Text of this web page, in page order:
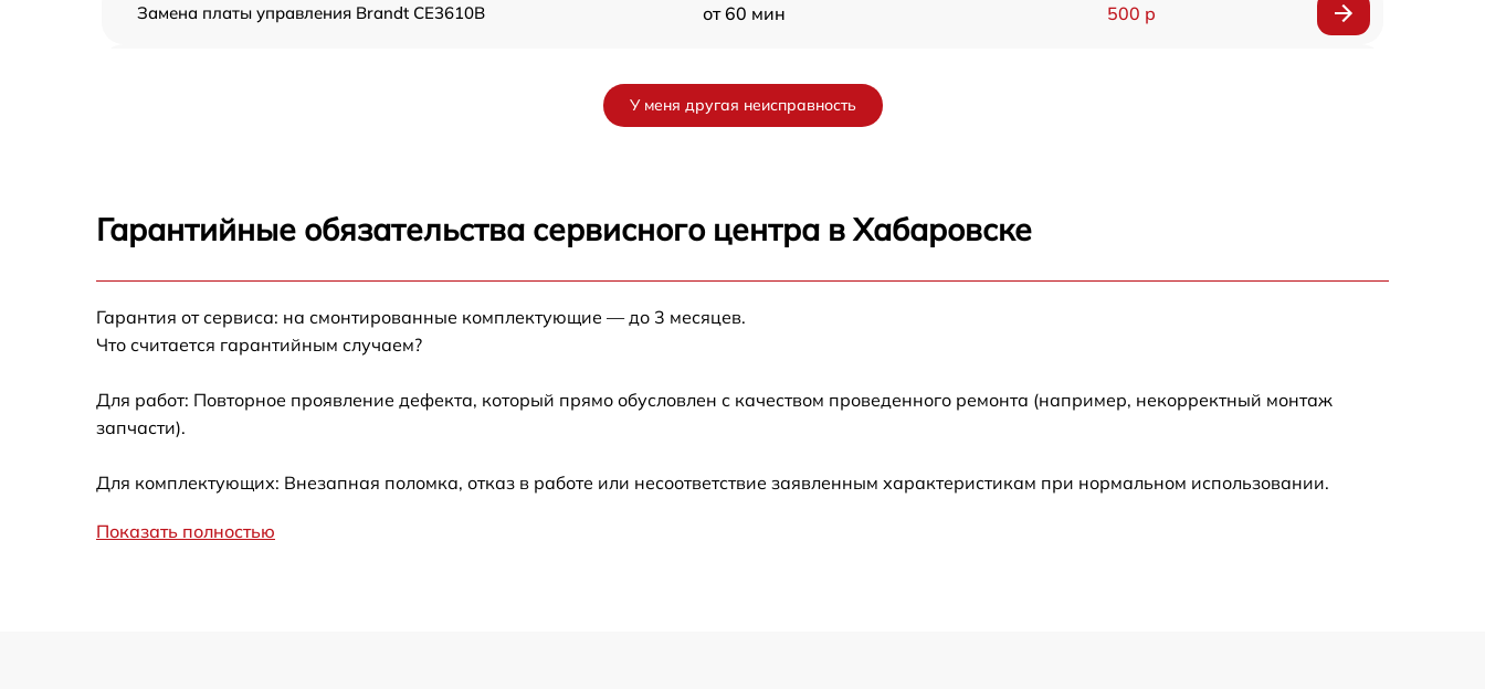
Замена платы управления Brandt CE3610B от 60 мин 500 р
Ремонт волновода Brandt CE3610B от 60 мин
CE3610B
Замена силового трансформатора Brandt
У меня другая неисправность
Гарантийные обязательства сервисного центра в Хабаровске
Гарантия от сервиса: на смонтированные комплектующие — до 3 месяцев.
Что считается гарантийным случаем?
Для работ: Повторное проявление дефекта, который прямо обусловлен с качеством проведенного ремонта (например, некорректный монтаж
запчасти).
Для комплектующих: Внезапная поломка, отказ в работе или несоответствие заявленным характеристикам при нормальном использовании.
Показать полностью